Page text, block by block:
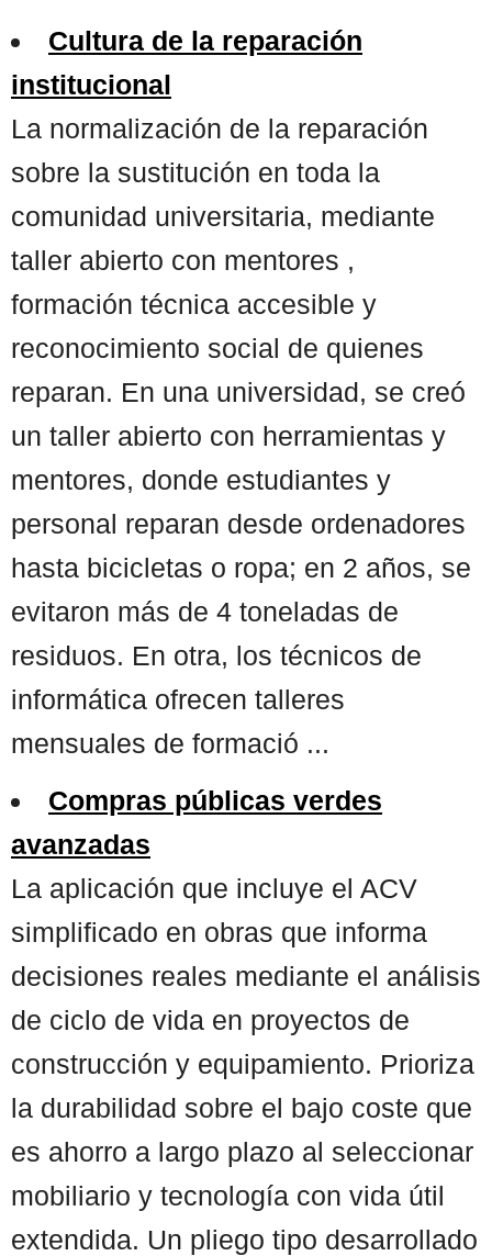
Cultura de la reparación
institucional
La normalización de la reparación
sobre la sustitución en toda la
comunidad universitaria, mediante
taller abierto con mentores ,
formación técnica accesible y
reconocimiento social de quienes
reparan. En una universidad, se creó
un taller abierto con herramientas y
mentores, donde estudiantes y
personal reparan desde ordenadores
hasta bicicletas o ropa; en 2 años, se
evitaron más de 4 toneladas de
residuos. En otra, los técnicos de
informática ofrecen talleres
mensuales de formació ...
Compras públicas verdes
avanzadas
La aplicación que incluye el ACV
simplificado en obras que informa
decisiones reales mediante el análisis
de ciclo de vida en proyectos de
construcción y equipamiento. Prioriza
la durabilidad sobre el bajo coste que
es ahorro a largo plazo al seleccionar
mobiliario y tecnología con vida útil
extendida. Un pliego tipo desarrollado